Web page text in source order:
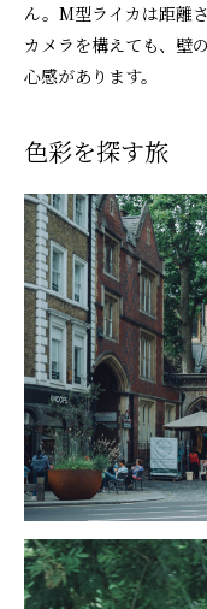
ん。M型ライカは距離
カメラを構えても、壁
心感があります。
色彩を探す旅